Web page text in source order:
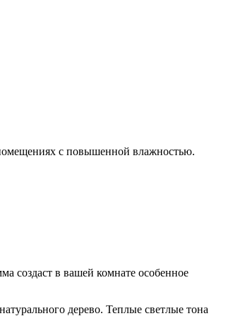
с повышенной влажностью.
создаст в вашей комнате особенное
дерево. Теплые светлые тона